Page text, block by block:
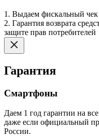
1. Выдаем фискальный чек
2. Гарантия возврата
защите прав потребителей
Гарантия
Смартфоны
Даем 1 год гарантии на
даже если официальный
России.